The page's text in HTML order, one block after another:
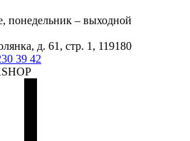
понедельник – выходной
д. 61, стр. 1, 119180
39 42